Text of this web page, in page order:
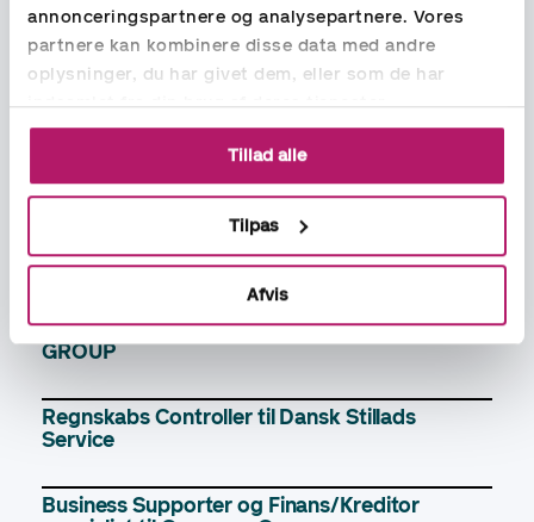
annonceringspartnere og analysepartnere. Vores
partnere kan kombinere disse data med andre
oplysninger, du har givet dem, eller som de har
indsamlet fra din brug af deres tjenester.
Tillad alle
Tilpas
Afvis
Lønspecialist tilMoove Group A/S
HFM Specialist til Compass Group
Køretekniske Anlæg
Regnskabschef til Loomis Danmark A/S
Regnskabsansvarlig til TA Service / MEYRA
GROUP
Regnskabs Controller til Dansk Stillads
Service
Business Supporter og Finans/Kreditor